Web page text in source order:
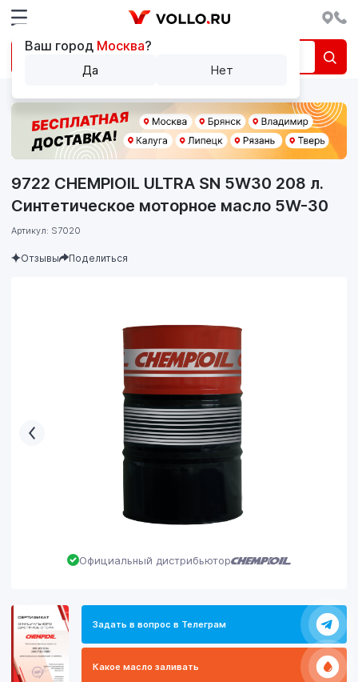
Официальный дистрибьютор
Задать в вопрос в Телеграм
Какое масло заливать
9722 CHEMPIOIL ULTRA SN 5W30 208 л.
Синтетическое моторное масло 5W-30
Артикул: S7020
Отзывы Поделиться
Ваш город Москва?
Да Нет